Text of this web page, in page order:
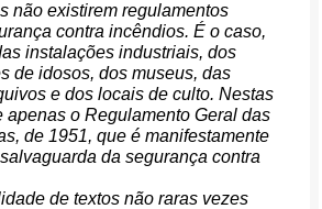
não existirem regulamentos
contra incêndios. É o caso,
instalações industriais, dos
de idosos, dos museus, das
e dos locais de culto. Nestas
apenas o Regulamento Geral das
de 1951, que é manifestamente
da segurança contra
de textos não raras vezes